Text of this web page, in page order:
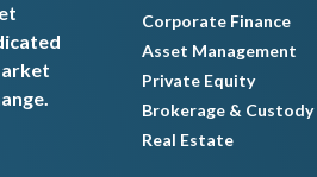
Corporate Finance
Asset Management
Private Equity
Brokerage & Custody
Real Estate